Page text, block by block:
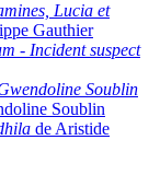
Lucia et
Gauthier
- Incident suspect
Soublin
Soublin
de Aristide